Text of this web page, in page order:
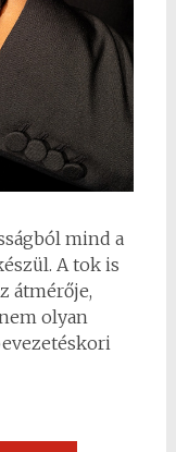
mind a
A tok is
átmérője,
olyan